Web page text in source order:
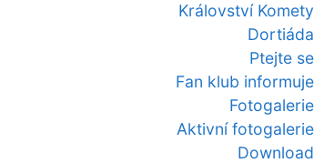
Království Komety
Dortiáda
Ptejte se
Fan klub informuje
Fotogalerie
Aktivní fotogalerie
Download